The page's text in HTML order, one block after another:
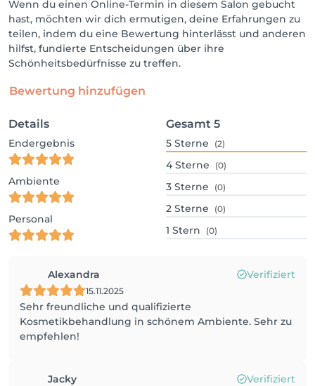
Wenn du einen Online-Termin in diesem Salon gebucht
hast, möchten wir dich ermutigen, deine Erfahrungen zu
teilen, indem du eine Bewertung hinterlässt und anderen
hilfst, fundierte Entscheidungen über ihre
Schönheitsbedürfnisse zu treffen.
Bewertung hinzufügen
Details
Endergebnis
Ambiente
Personal
Gesamt 5
5 Sterne (2)
4 Sterne (0)
3 Sterne (0)
2 Sterne (0)
1 Stern (0)
Alexandra Verifiziert
15.11.2025
Sehr freundliche und qualifizierte
Kosmetikbehandlung in schönem Ambiente. Sehr zu
empfehlen!
Jacky Verifiziert